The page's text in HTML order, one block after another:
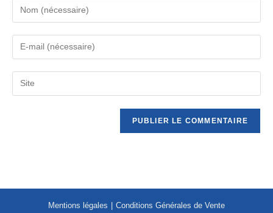
Mentions légales Conditions Générales de Vente